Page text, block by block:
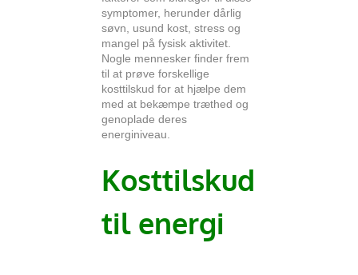
symptomer, herunder dårlig
søvn, usund kost, stress og
mangel på fysisk aktivitet.
Nogle mennesker finder frem
til at prøve forskellige
kosttilskud for at hjælpe dem
med at bekæmpe træthed og
genoplade deres
energiniveau.
Kosttilskud
til energi